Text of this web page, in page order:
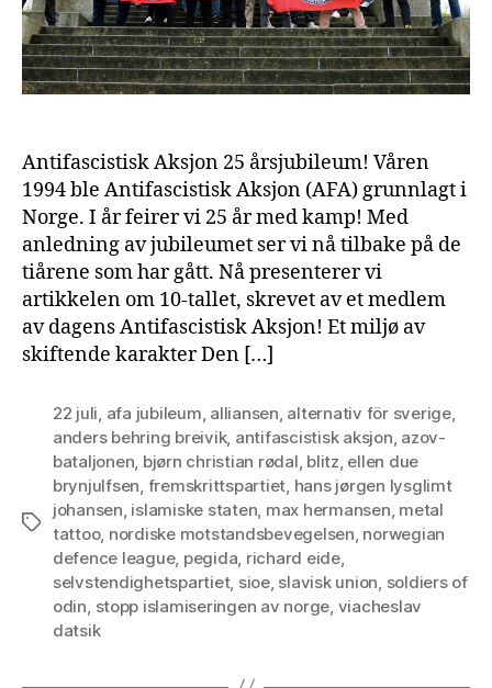
Antifascistisk Aksjon 25 årsjubileum! Våren
1994 ble Antifascistisk Aksjon (AFA) grunnlagt i
Norge. I år feirer vi 25 år med kamp! Med
anledning av jubileumet ser vi nå tilbake på de
tiårene som har gått. Nå presenterer vi
artikkelen om 10-tallet, skrevet av et medlem
av dagens Antifascistisk Aksjon! Et miljø av
skiftende karakter Den […]
Tags
22 juli afa jubileum alliansen alternativ för sverige,
anders behring breivik, antifascistisk aksjon azov-
bataljonen bjørn christian rødal blitz ellen due
brynjulfsen fremskrittspartiet hans jørgen lysglimt
johansen islamiske staten max hermansen metal
tattoo, nordiske motstandsbevegelsen norwegian
defence league, pegida richard eide,
selvstendighetspartiet, sioe, slavisk union soldiers of
odin stopp islamiseringen av norge viacheslav
datsik